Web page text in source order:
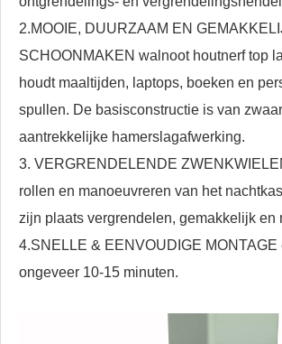
2.MOOIE, DUURZAAM EN
SCHOONMAKEN walnoot houtnerf top
houdt maaltijden, laptops, boeken en
spullen. De basisconstructie is van
aantrekkelijke hamerslagafwerking.
3. VERGRENDELENDE
rollen en manoeuvreren van het
zijn plaats vergrendelen, gemakkelijk en
4.SNELLE & EENVOUDIGE MONTAGE
ongeveer 10-15 minuten.